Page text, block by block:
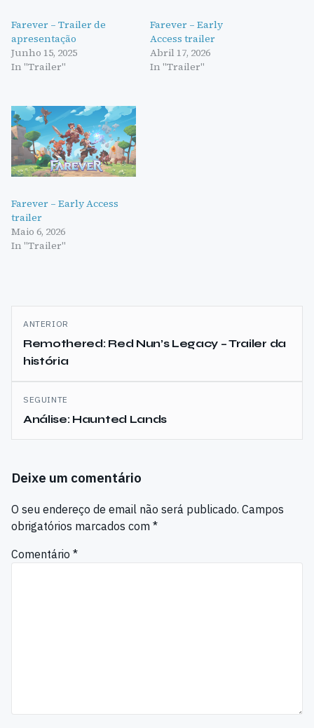
Farever – Trailer de
apresentação
Junho 15, 2025
In "Trailer"
Farever – Early
Access trailer
Abril 17, 2026
In "Trailer"
Farever – Early Access
trailer
Maio 6, 2026
In "Trailer"
Navegação
de
artigos
ANTERIOR
Remothered: Red Nun’s Legacy – Trailer da
história
SEGUINTE
Análise: Haunted Lands
Deixe um comentário
O seu endereço de email não será publicado. Campos
obrigatórios marcados com *
Comentário *